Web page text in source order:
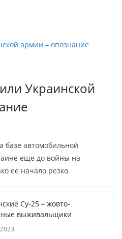
Украинской
базе автомобильной
еще до войны на
ее начало резко
Су-25 – жовто-
выживальщики